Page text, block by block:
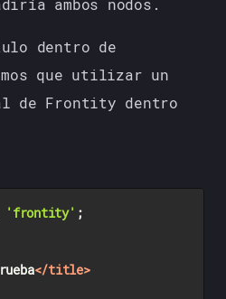
ambos nodos.
dentro de
que utilizar un
de Frontity dentro
'frontity' ;
</title>